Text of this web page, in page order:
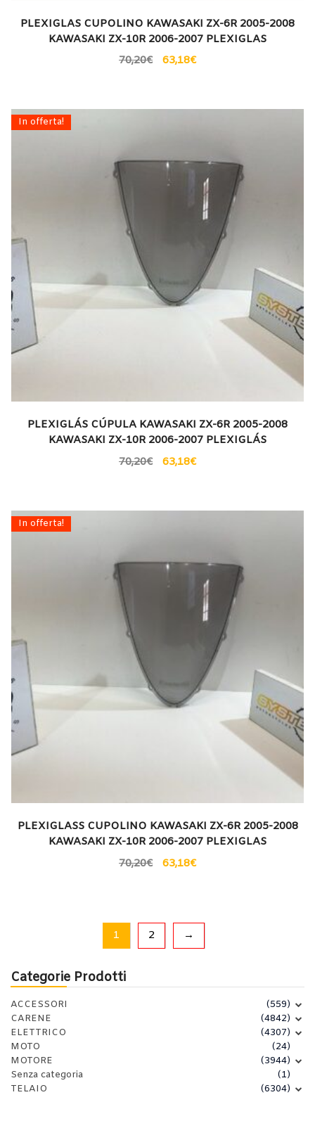
Categorie Prodotti
ACCESSORI
(559)
CARENE
(4842)
ELETTRICO
(4307)
MOTO
(24)
MOTORE
(3944)
Senza categoria
(1)
TELAIO
(6304)
PLEXIGLAS CUPOLINO KAWASAKI ZX-6R 2005-2008
KAWASAKI ZX-10R 2006-2007 PLEXIGLAS
70,20€ 63,18€
In offerta!
PLEXIGLÁS CÚPULA KAWASAKI ZX-6R 2005-2008
KAWASAKI ZX-10R 2006-2007 PLEXIGLÁS
70,20€ 63,18€
In offerta!
PLEXIGLASS CUPOLINO KAWASAKI ZX-6R 2005-2008
KAWASAKI ZX-10R 2006-2007 PLEXIGLAS
70,20€ 63,18€
1 2 →